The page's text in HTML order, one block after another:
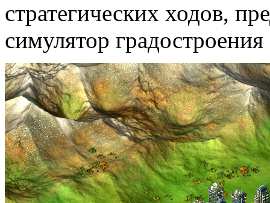
стратегических ходов,
симулятор